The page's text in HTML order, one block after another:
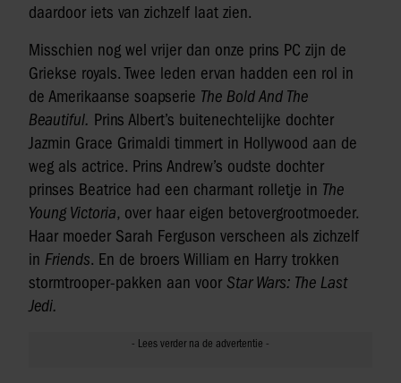
daardoor iets van zichzelf laat zien.
Misschien nog wel vrijer dan onze prins PC zijn de
Griekse royals. Twee leden ervan hadden een rol in
de Amerikaanse soapserie The Bold And The
Beautiful. Prins Albert’s buitenechtelijke dochter
Jazmin Grace Grimaldi timmert in Hollywood aan de
weg als actrice. Prins Andrew’s oudste dochter
prinses Beatrice had een charmant rolletje in The
Young Victoria, over haar eigen betovergrootmoeder.
Haar moeder Sarah Ferguson verscheen als zichzelf
in Friends. En de broers William en Harry trokken
stormtrooper-pakken aan voor Star Wars: The Last
Jedi.